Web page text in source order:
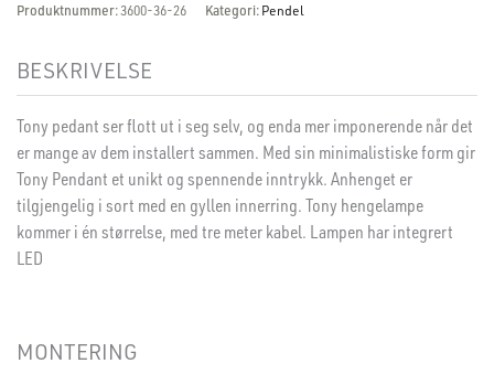
Produktnummer:3600-36-26 Kategori: Pendel
BESKRIVELSE
Tony pedant ser flott ut i seg selv, og enda mer imponerende når det
er mange av dem installert sammen. Med sin minimalistiske form gir
Tony Pendant et unikt og spennende inntrykk. Anhenget er
tilgjengelig i sort med en gyllen innerring. Tony hengelampe
kommer i én størrelse, med tre meter kabel. Lampen har integrert
LED
MONTERING